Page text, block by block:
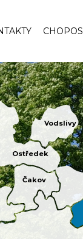
CHOPOS
Vodslivy
Čakov
Ostředek